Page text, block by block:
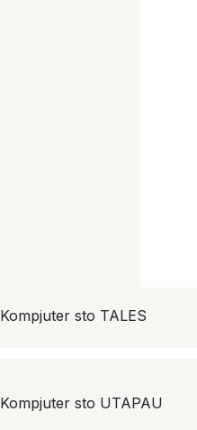
Kompjuter sto TALES
Kompjuter sto UTAPAU